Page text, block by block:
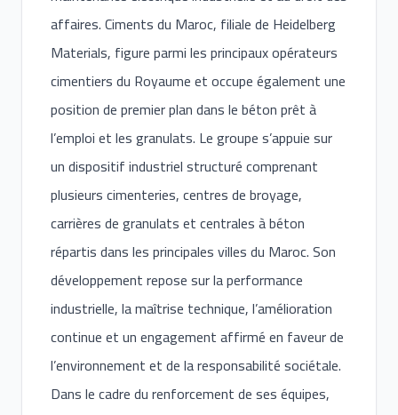
affaires. Ciments du Maroc, filiale de Heidelberg
Materials, figure parmi les principaux opérateurs
cimentiers du Royaume et occupe également une
position de premier plan dans le béton prêt à
l’emploi et les granulats. Le groupe s’appuie sur
un dispositif industriel structuré comprenant
plusieurs cimenteries, centres de broyage,
carrières de granulats et centrales à béton
répartis dans les principales villes du Maroc. Son
développement repose sur la performance
industrielle, la maîtrise technique, l’amélioration
continue et un engagement affirmé en faveur de
l’environnement et de la responsabilité sociétale.
Dans le cadre du renforcement de ses équipes,